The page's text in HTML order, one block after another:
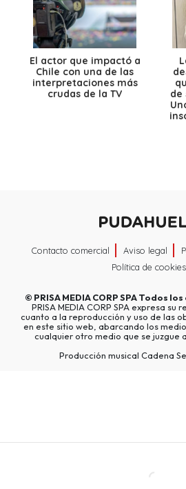
El actor que impactó a
Chile con una de las
interpretaciones más
crudas de la TV
de
Contacto comercial Aviso legal
Política de cookies
© PRISA MEDIA CORP SPATodos los
PRISA MEDIA CORP SPA expresa su
cuanto a la reproducción y uso de las
en este sitio web, abarcando los
cualquier otro medio que se juzgue
Producción musical Cadena